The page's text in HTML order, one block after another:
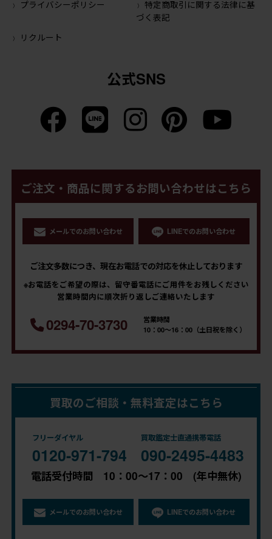
プライバシーポリシー
特定商取引に関する法律に基
づく表記
リクルート
公式SNS
ご注文・商品に関するお問い合わせはこちら
メールでのお問い合わせ LINEでのお問い合わせ
ご注文多数につき、現在お電話での対応を休止しております
※お電話をご希望の際は、留守番電話にご用件をお残しください
営業時間内に順次折り返しご連絡いたします
0294-70-3730
営業時間
10：00～16：00（土日祝を除く）
買取のご相談・無料査定はこちら
フリーダイヤル
0120-971-794
買取鑑定士直通携帯電話
090-2495-4483
電話受付時間 10：00～17：00 (年中無休)
メールでのお問い合わせ LINEでのお問い合わせ